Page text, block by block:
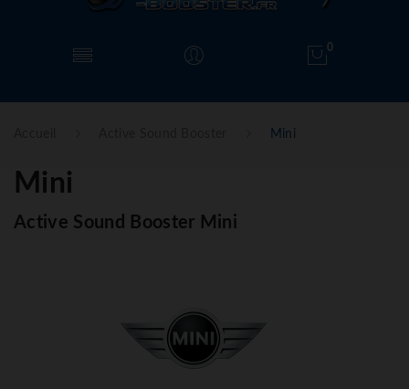
0
Mini
Mini
Active Sound Booster Mini